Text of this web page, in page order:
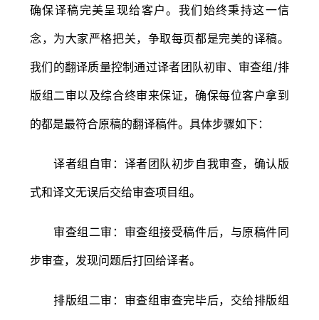
确保译稿完美呈现给客户。我们始终秉持这一信
念，为大家严格把关，争取每页都是完美的译稿。
我们的翻译质量控制通过译者团队初审、审查组/排
版组二审以及综合终审来保证，确保每位客户拿到
的都是最符合原稿的翻译稿件。具体步骤如下：
译者组自审：译者团队初步自我审查，确认版
式和译文无误后交给审查项目组。
审查组二审：审查组接受稿件后，与原稿件同
步审查，发现问题后打回给译者。
排版组二审：审查组审查完毕后，交给排版组